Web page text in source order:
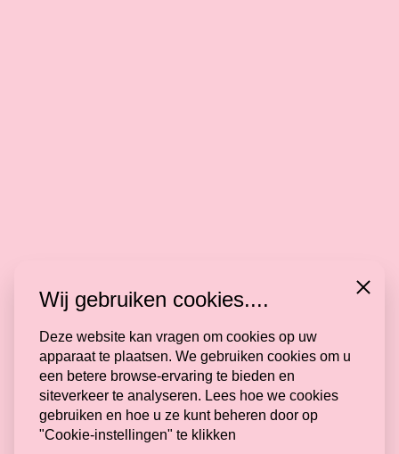
Volg mij
Wij gebruiken cookies....
Deze website kan vragen om cookies op uw
apparaat te plaatsen. We gebruiken cookies om u
een betere browse-ervaring te bieden en
siteverkeer te analyseren. Lees hoe we cookies
gebruiken en hoe u ze kunt beheren door op
"Cookie-instellingen" te klikken
Close